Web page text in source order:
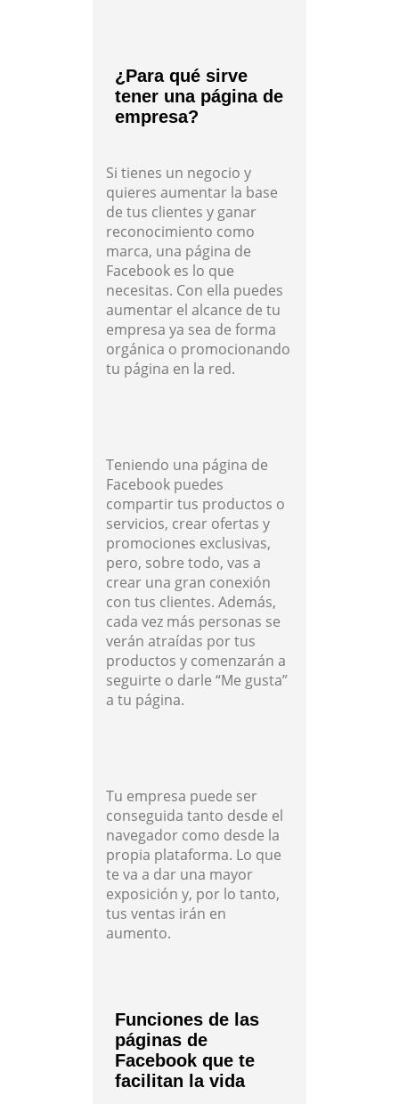
¿Para qué sirve
tener una página de
empresa?
Si tienes un negocio y
quieres aumentar la base
de tus clientes y ganar
reconocimiento como
marca, una página de
Facebook es lo que
necesitas. Con ella puedes
aumentar el alcance de tu
empresa ya sea de forma
orgánica o promocionando
tu página en la red.
Teniendo una página de
Facebook puedes
compartir tus productos o
servicios, crear ofertas y
promociones exclusivas,
pero, sobre todo, vas a
crear una gran conexión
con tus clientes. Además,
cada vez más personas se
verán atraídas por tus
productos y comenzarán a
seguirte o darle “Me gusta”
a tu página.
Tu empresa puede ser
conseguida tanto desde el
navegador como desde la
propia plataforma. Lo que
te va a dar una mayor
exposición y, por lo tanto,
tus ventas irán en
aumento.
Funciones de las
páginas de
Facebook que te
facilitan la vida